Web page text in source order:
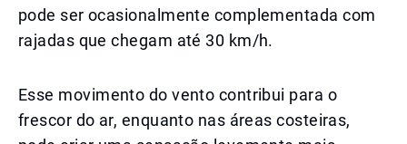
pode ser ocasionalmente complementada com
rajadas que chegam até 30 km/h.
Esse movimento do vento contribui para o
frescor do ar, enquanto nas áreas costeiras,